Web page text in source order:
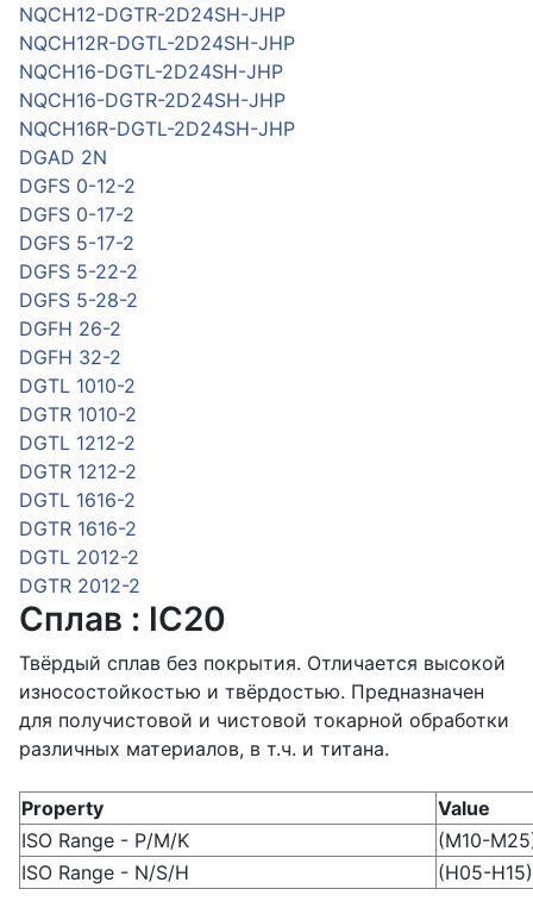
NQCH12-DGTR-2D24SH-JHP
NQCH12R-DGTL-2D24SH-JHP
NQCH16-DGTL-2D24SH-JHP
NQCH16-DGTR-2D24SH-JHP
NQCH16R-DGTL-2D24SH-JHP
DGAD 2N
DGFS 0-12-2
DGFS 0-17-2
DGFS 5-17-2
DGFS 5-22-2
DGFS 5-28-2
DGFH 26-2
DGFH 32-2
DGTL 1010-2
DGTR 1010-2
DGTL 1212-2
DGTR 1212-2
DGTL 1616-2
DGTR 1616-2
DGTL 2012-2
DGTR 2012-2
Сплав : IC20
Твёрдый сплав без покрытия. Отличается высокой
износостойкостью и твёрдостью. Предназначен
для получистовой и чистовой токарной обработки
различных материалов, в т.ч. и титана.
Property
Value
ISO Range - P/M/K
(M10-
ISO Range - N/S/H
(H05-